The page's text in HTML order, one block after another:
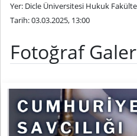
Yer: Dicle Üniversitesi Hukuk
Tarih: 03.03.2025, 13:00
Fotoğraf